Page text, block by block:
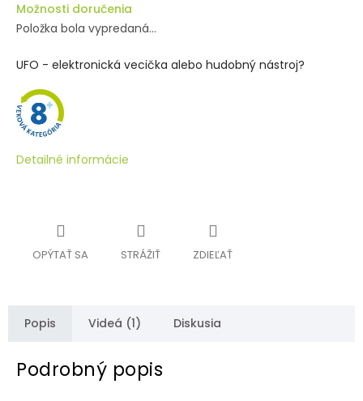
Možnosti doručenia
Položka bola vypredaná…
UFO - elektronická vecička alebo hudobný nástroj?
Detailné informácie
OPÝTAŤ SA STRÁŽIŤ ZDIEĽAŤ
Popis Videá (1) Diskusia
Podrobný popis